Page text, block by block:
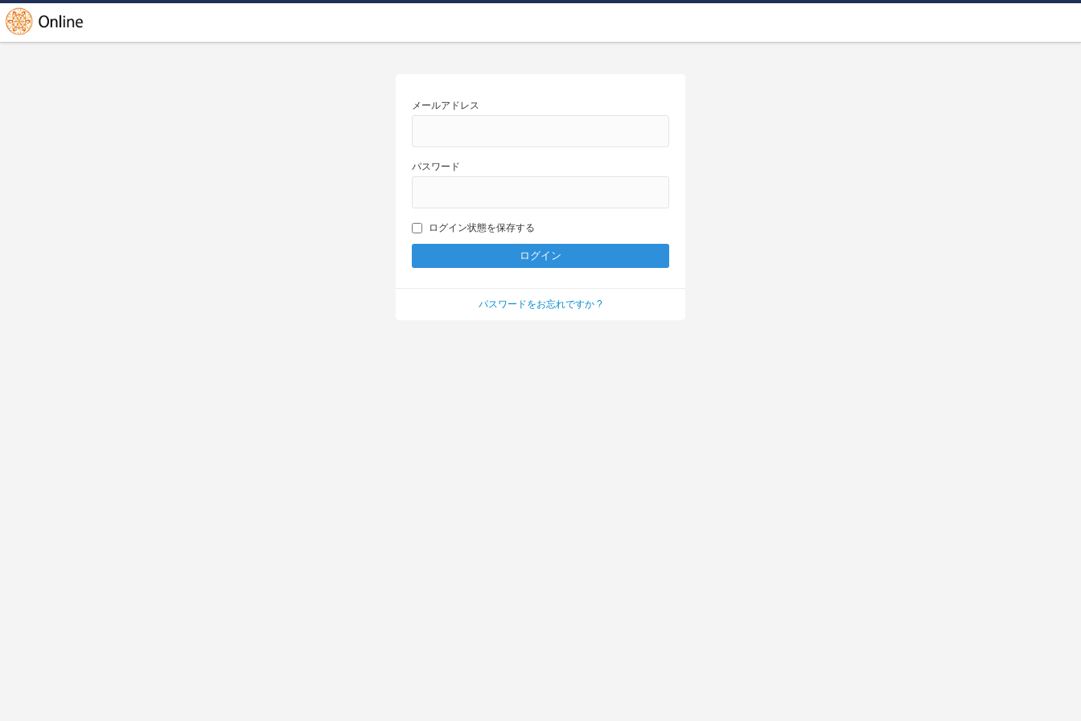
メールアドレス
パスワード
ログイン状態を保存する
パスワードをお忘れですか ?